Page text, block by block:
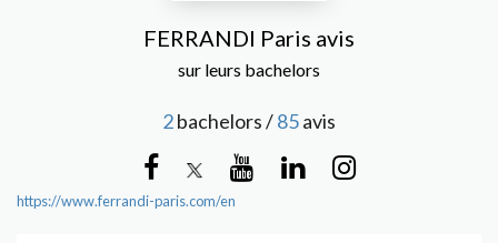
FERRANDI Paris avis
sur leurs bachelors
2bachelors /85avis
https://www.ferrandi-paris.com/en